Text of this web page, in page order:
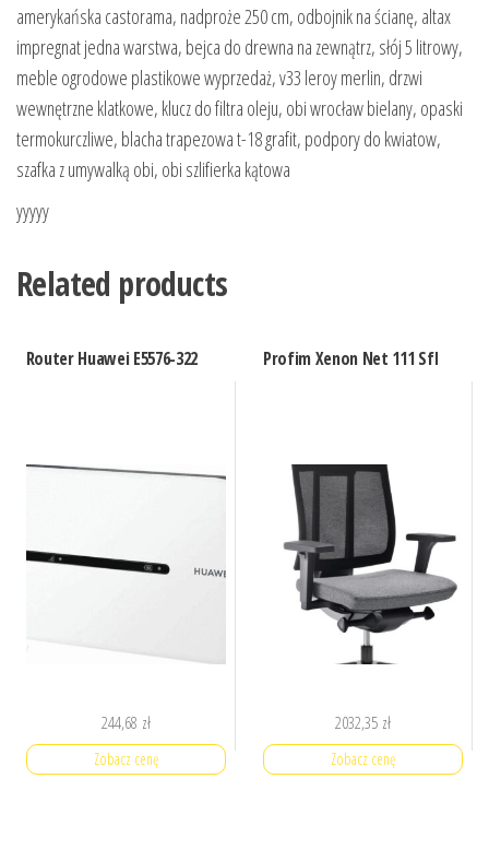
amerykańska castorama, nadproże 250 cm, odbojnik na ścianę, altax
impregnat jedna warstwa, bejca do drewna na zewnątrz, słój 5 litrowy,
meble ogrodowe plastikowe wyprzedaż, v33 leroy merlin, drzwi
wewnętrzne klatkowe, klucz do filtra oleju, obi wrocław bielany, opaski
termokurczliwe, blacha trapezowa t-18 grafit, podpory do kwiatow,
szafka z umywalką obi, obi szlifierka kątowa
yyyyy
Related products
Router Huawei E5576-322
244,68 zł
Zobacz cenę
Profim Xenon Net 111 Sfl
2032,35 zł
Zobacz cenę